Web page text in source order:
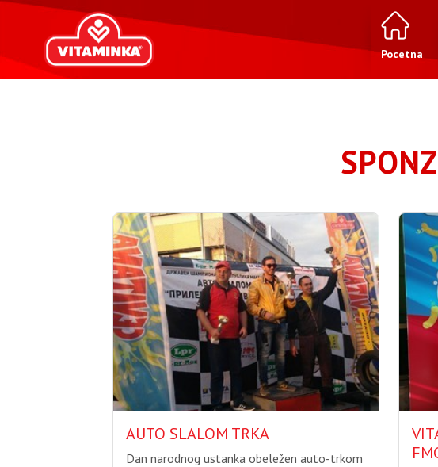
Pocetna
AUTO SLALOM TRKA
Dan narodnog ustanka obeležen auto-trkom